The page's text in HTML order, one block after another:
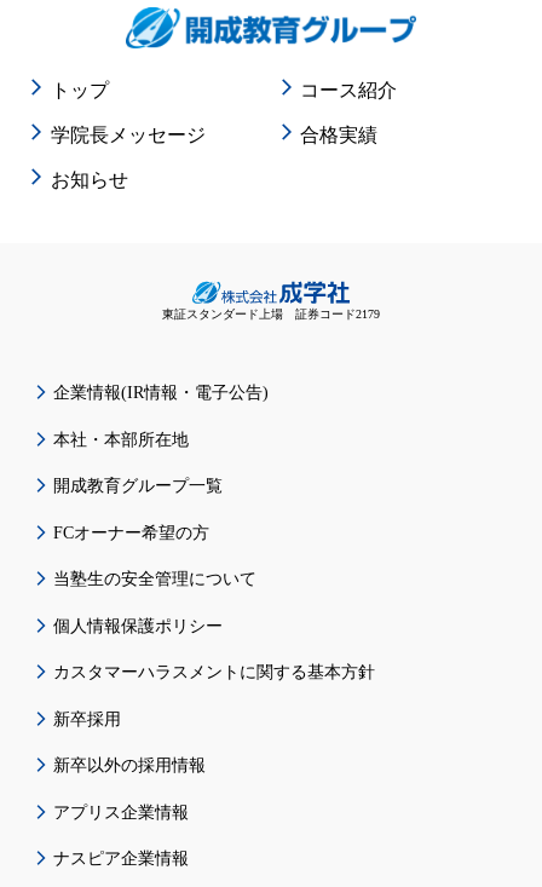
トップ コース紹介
学院長メッセージ 合格実績
お知らせ
東証スタンダード上場 証券コード2179
企業情報(IR情報・電子公告)
本社・本部所在地
開成教育グループ一覧
FCオーナー希望の方
当塾生の安全管理について
個人情報保護ポリシー
カスタマーハラスメントに関する基本方針
新卒採用
新卒以外の採用情報
アプリス企業情報
ナスピア企業情報